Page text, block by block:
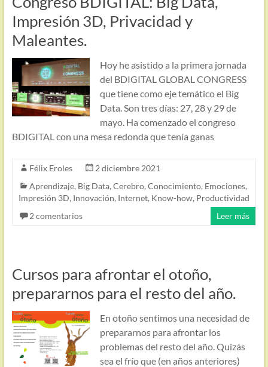
Impresión 3D, Privacidad y
Maleantes.
Hoy he asistido a la primera jornada
del BDIGITAL GLOBAL CONGRESS
que tiene como eje temático el Big
Data. Son tres días: 27, 28 y 29 de
mayo. Ha comenzado el congreso
BDIGITAL con una mesa redonda que tenía ganas
Félix Eroles
2 diciembre 2021
Aprendizaje, Big Data, Cerebro, Conocimiento, Emociones,
Impresión 3D, Innovación, Internet, Know-how, Productividad
2 comentarios
Leer más
Cursos para afrontar el otoño,
prepararnos para el resto del año.
En otoño sentimos una necesidad de
prepararnos para afrontar los
problemas del resto del año. Quizás
sea el frío que (en años anteriores)